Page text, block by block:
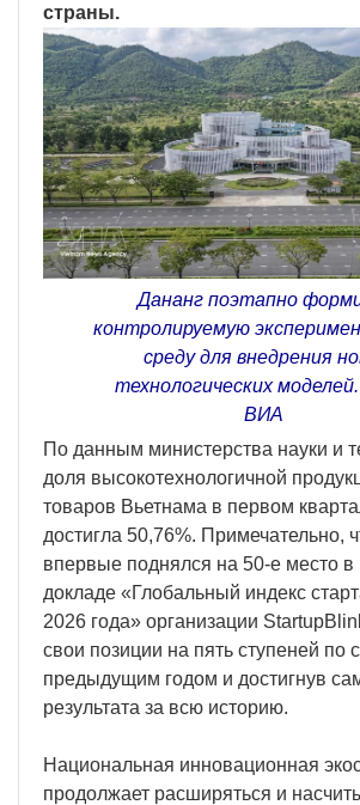
страны.
Дананг поэтапно
контролируемую
среду для внедрения
технологических
ВИА
По данным министерства науки и
доля высокотехнологичной
товаров Вьетнама в первом
достигла 50,76%. Примечательно,
впервые поднялся на 50-е место в
докладе «Глобальный индекс
2026 года» организации
свои позиции на пять ступеней по
предыдущим годом и достигнув
результата за всю историю.
Национальная инновационная
продолжает расширяться и